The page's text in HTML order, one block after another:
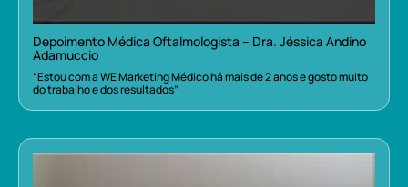
Depoimento Médica Oftalmologista – Dra. Jéssica Andino
Adamuccio
“Estou com a WE Marketing Médico há mais de 2 anos e gosto muito
do trabalho e dos resultados”